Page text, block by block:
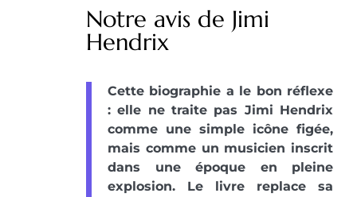
Notre avis de Jimi
Hendrix
Cette biographie a le bon réflexe
: elle ne traite pas Jimi Hendrix
comme une simple icône figée,
mais comme un musicien inscrit
dans une époque en pleine
explosion. Le livre replace sa